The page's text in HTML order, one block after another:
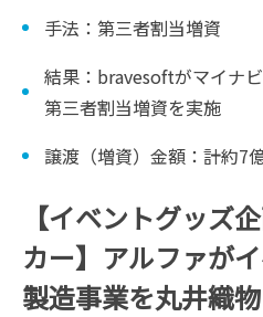
手法：第三者割当増資
結果：bravesoftがマイナ
第三者割当増資を実施
譲渡（増資）金額：計約7
【イベントグッズ
カー】アルファが
製造事業を丸井織